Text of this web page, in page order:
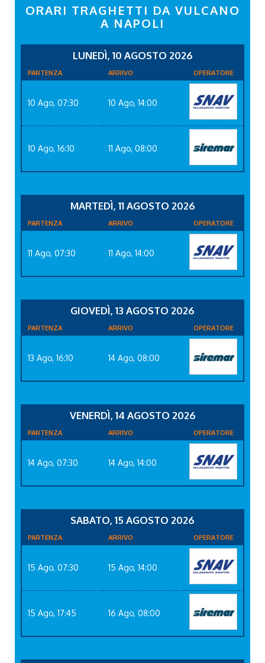
ORARI TRAGHETTI DA VULCANO
A NAPOLI
LUNEDÌ, 10 AGOSTO 2026
PARTENZA ARRIVO OPERATORE
10 Ago, 07:30 10 Ago, 14:00
10 Ago, 16:10 11 Ago, 08:00
MARTEDÌ, 11 AGOSTO 2026
PARTENZA ARRIVO OPERATORE
11 Ago, 07:30 11 Ago, 14:00
GIOVEDÌ, 13 AGOSTO 2026
PARTENZA ARRIVO OPERATORE
13 Ago, 16:10 14 Ago, 08:00
VENERDÌ, 14 AGOSTO 2026
PARTENZA ARRIVO OPERATORE
14 Ago, 07:30 14 Ago, 14:00
SABATO, 15 AGOSTO 2026
PARTENZA ARRIVO OPERATORE
15 Ago, 07:30 15 Ago, 14:00
15 Ago, 17:45 16 Ago, 08:00